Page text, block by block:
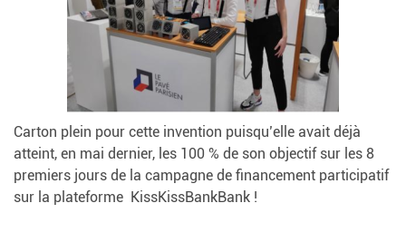
Carton plein pour cette invention puisqu’elle avait déjà
atteint, en mai dernier, les 100 % de son objectif sur les 8
premiers jours de la campagne de financement participatif
sur la plateforme KissKissBankBank !